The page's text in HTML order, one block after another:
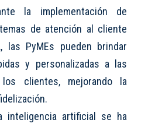
la implementación de
de atención al cliente
las PyMEs pueden brindar
y personalizadas a las
clientes, mejorando la
inteligencia artificial se ha